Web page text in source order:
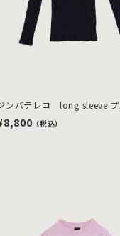
ンバテレコ long sleeve プ
（税込）